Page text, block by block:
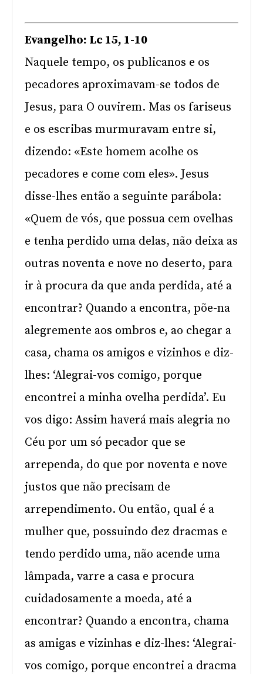
Evangelho: Lc 15, 1-10
Naquele tempo, os publicanos e os
pecadores aproximavam-se todos de
Jesus, para O ouvirem. Mas os fariseus
e os escribas murmuravam entre si,
dizendo: «Este homem acolhe os
pecadores e come com eles». Jesus
disse-lhes então a seguinte parábola:
«Quem de vós, que possua cem ovelhas
e tenha perdido uma delas, não deixa as
outras noventa e nove no deserto, para
ir à procura da que anda perdida, até a
encontrar? Quando a encontra, põe-na
alegremente aos ombros e, ao chegar a
casa, chama os amigos e vizinhos e diz-
lhes: ‘Alegrai-vos comigo, porque
encontrei a minha ovelha perdida’. Eu
vos digo: Assim haverá mais alegria no
Céu por um só pecador que se
arrependa, do que por noventa e nove
justos que não precisam de
arrependimento. Ou então, qual é a
mulher que, possuindo dez dracmas e
tendo perdido uma, não acende uma
lâmpada, varre a casa e procura
cuidadosamente a moeda, até a
encontrar? Quando a encontra, chama
as amigas e vizinhas e diz-lhes: ‘Alegrai-
vos comigo, porque encontrei a dracma